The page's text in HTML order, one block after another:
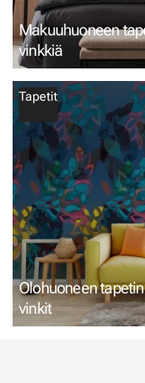
Makuuhuoneen
vinkkiä
Tapetit
Olohuoneen
vinkit